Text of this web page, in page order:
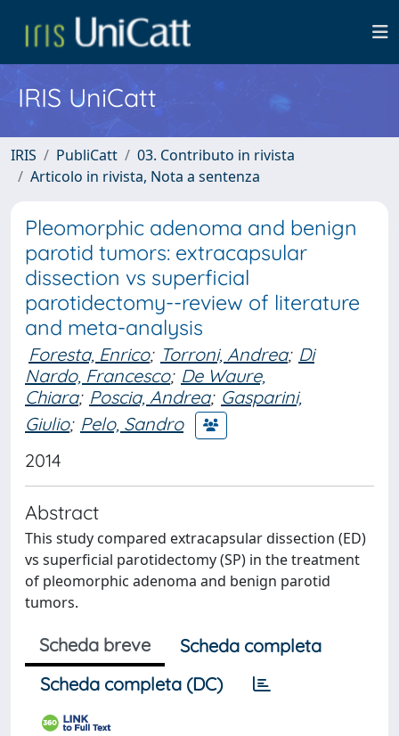
IRIS UniCatt
IRIS PubliCatt
03. Contributo in rivista
Articolo in rivista, Nota a sentenza
Pleomorphic adenoma and benign
parotid tumors: extracapsular
dissection vs superficial
parotidectomy--review of literature
and meta-analysis
Foresta, Enrico; Torroni, Andrea; Di
Nardo, Francesco; De Waure,
Chiara; Poscia, Andrea; Gasparini,
Giulio; Pelo, Sandro
2014
Abstract
This study compared extracapsular dissection (ED)
vs superficial parotidectomy (SP) in the treatment
of pleomorphic adenoma and benign parotid
tumors.
Scheda breve
Scheda completa
Scheda completa (DC)